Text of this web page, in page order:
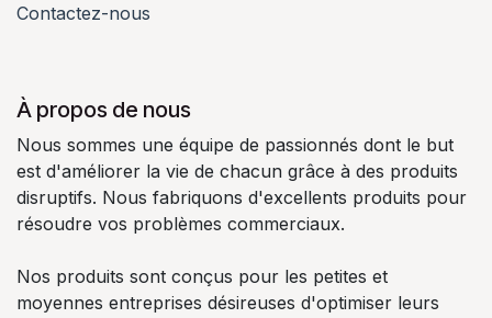
Contactez-nous
À propos de nous
Nous sommes une équipe de passionnés dont le but
est d'améliorer la vie de chacun grâce à des produits
disruptifs. Nous fabriquons d'excellents produits pour
résoudre vos problèmes commerciaux.
Nos produits sont conçus pour les petites et
moyennes entreprises désireuses d'optimiser leurs